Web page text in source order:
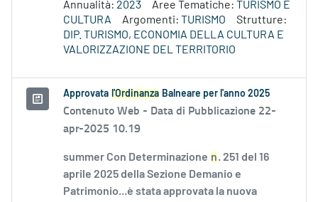
Annualità: 2023 Aree Tematiche: TURISMO E
CULTURA
Argomenti: TURISMO
Strutture:
DIP. TURISMO, ECONOMIA DELLA CULTURA E
VALORIZZAZIONE DEL TERRITORIO
Approvata l'Ordinanza Balneare per l'anno 2025
Contenuto Web - Data di Pubblicazione 22-
apr-2025 10.19
summer Con Determinazione n. 251 del 16
aprile 2025 della Sezione Demanio e
Patrimonio...è stata approvata la nuova